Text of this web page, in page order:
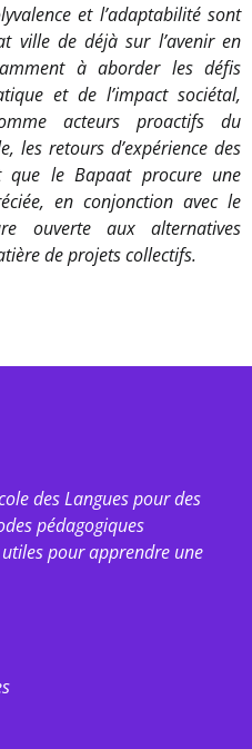
et l’adaptabilité sont
ville de déjà sur l’avenir en
à aborder les défis
et de l’impact sociétal,
acteurs proactifs du
les retours d’expérience des
que le Bapaat procure une
en conjonction avec le
ouverte aux alternatives
de projets collectifs.
des Langues pour des
pédagogiques
pour apprendre une